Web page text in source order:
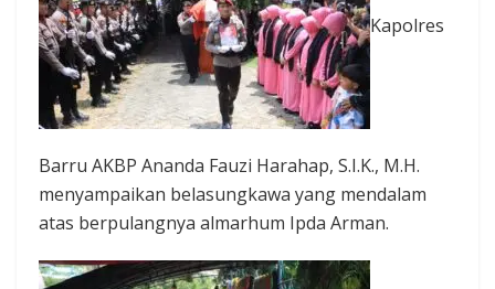
Kapolres
Barru AKBP Ananda Fauzi Harahap, S.I.K., M.H.
menyampaikan belasungkawa yang mendalam
atas berpulangnya almarhum Ipda Arman.